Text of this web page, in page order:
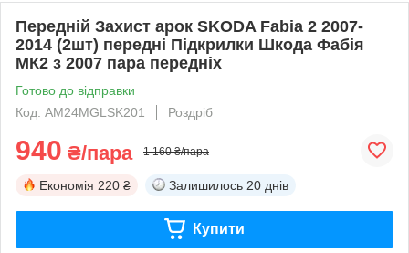
Передній Захист арок SKODA Fabia 2 2007-
2014 (2шт) передні Підкрилки Шкода Фабія
МК2 з 2007 пара передніх
Готово до відправки
Код: AM24MGLSK201
Роздріб
940 ₴/пара 1 160 ₴/пара
Економія 220 ₴ Залишилось 20 днів
Купити